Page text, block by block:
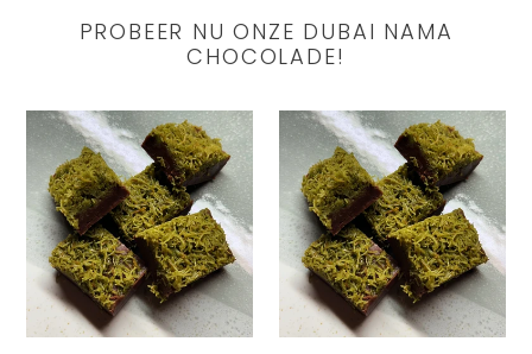
PROBEER NU ONZE DUBAI NAMA
CHOCOLADE!
Kanafeh
en
Pistachio
(viral
Dubai
chocolate)
12
stuks
Kanafeh
en
Pistachio
(viral
Dubai
chocolate)
20
stuks